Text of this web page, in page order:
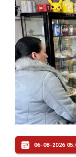
06-08-2026